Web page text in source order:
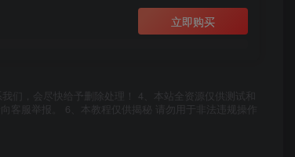
立即购买
们，会尽快给予删除处理！ 4、本站全资源仅供测试和
服举报。 6、本教程仅供揭秘 请勿用于非法违规操作